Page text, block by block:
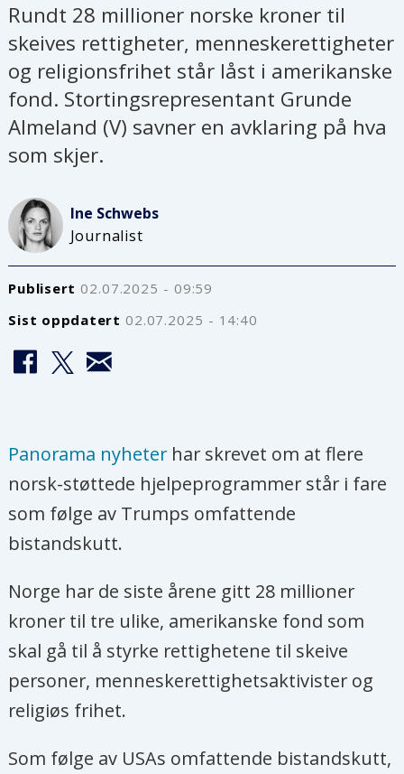
Rundt 28 millioner norske kroner til
skeives rettigheter, menneskerettigheter
og religionsfrihet står låst i amerikanske
fond. Stortingsrepresentant Grunde
Almeland (V) savner en avklaring på hva
som skjer.
Ine Schwebs
Journalist
Publisert
02.07.2025 - 09:59
Sist oppdatert
02.07.2025 - 14:40
Panorama nyheterhar skrevet om at flere
norsk-støttede hjelpeprogrammer står i fare
som følge av Trumps omfattende
bistandskutt.
Norge har de siste årene gitt 28 millioner
kroner til tre ulike, amerikanske fond som
skal gå til å styrke rettighetene til skeive
personer, menneskerettighetsaktivister og
religiøs frihet.
Som følge av USAs omfattende bistandskutt,